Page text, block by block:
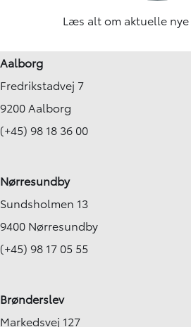
Læs alt om aktuelle
Aalborg
Fredrikstadvej 7
9200 Aalborg
(+45) 98 18 36 00
Nørresundby
Sundsholmen 13
9400 Nørresundby
(+45) 98 17 05 55
Brønderslev
Markedsvej 127